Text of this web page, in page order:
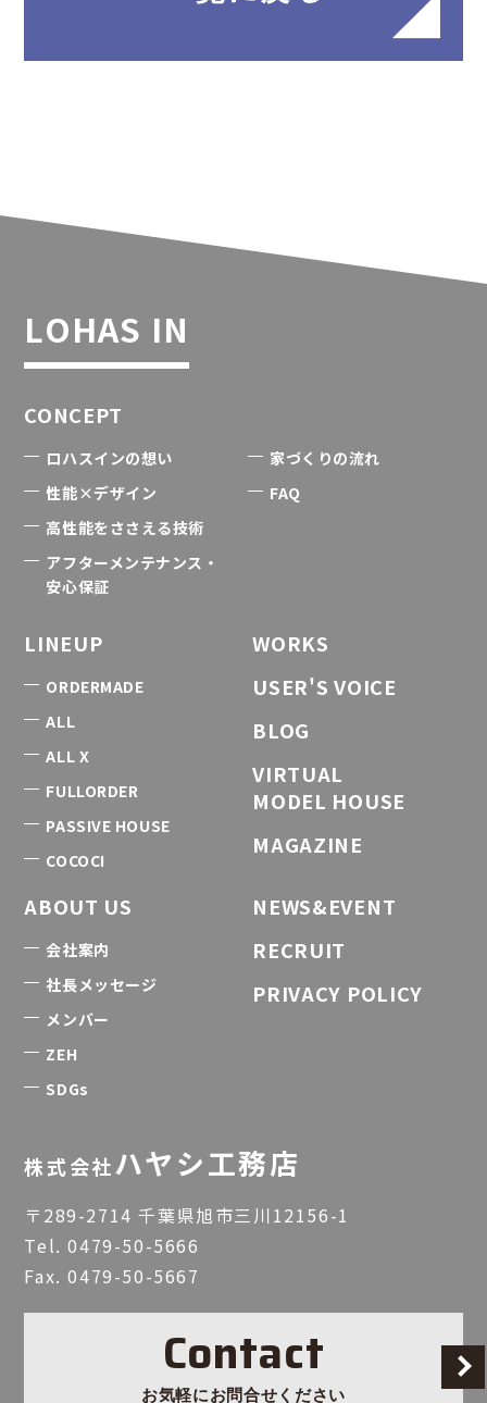
LOHAS IN
CONCEPT
ロハスインの想い
性能×デザイン
高性能をささえる技術
アフターメンテナンス・
安心保証
家づくりの流れ
FAQ
LINEUP
ORDERMADE
ALL
ALL X
FULLORDER
PASSIVE HOUSE
COCOCI
WORKS
USER'S VOICE
BLOG
VIRTUAL
MODEL HOUSE
MAGAZINE
ABOUT US
会社案内
社長メッセージ
メンバー
ZEH
SDGs
NEWS&EVENT
RECRUIT
PRIVACY POLICY
株式会社ハヤシ工務店
〒289-2714 千葉県旭市三川12156-1
Tel.0479-50-5666
Fax. 0479-50-5667
Contact
お気軽にお問合せください